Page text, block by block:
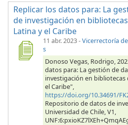
Replicar los datos para: La
de investigación en
Latina y el Caribe
11 abr. 2023-Vicerrectoría
s
Donoso Vegas, Rodrigo,
datos para: La gestión de
investigación en bibliotecas
el Caribe",
https://doi.org/10.34691/
Repositorio de datos de
Universidad de Chile, V1,